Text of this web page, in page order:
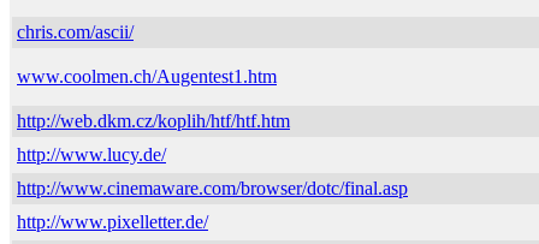
chris.com/ascii/
www.coolmen.ch/Augentest1.htm
http://web.dkm.cz/koplih/htf/htf.htm
http://www.lucy.de/
http://www.cinemaware.com/browser/dotc/final.asp
http://www.pixelletter.de/